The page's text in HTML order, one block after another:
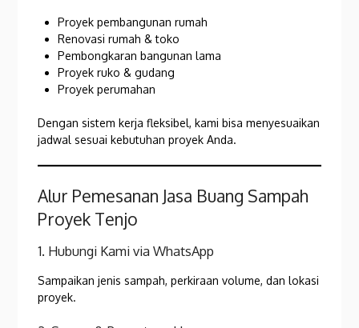
Proyek pembangunan rumah
Renovasi rumah & toko
Pembongkaran bangunan lama
Proyek ruko & gudang
Proyek perumahan
Dengan sistem kerja fleksibel, kami bisa menyesuaikan
jadwal sesuai kebutuhan proyek Anda.
Alur Pemesanan Jasa Buang Sampah
Proyek Tenjo
1. Hubungi Kami via WhatsApp
Sampaikan jenis sampah, perkiraan volume, dan lokasi
proyek.